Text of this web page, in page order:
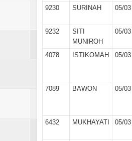
9230
SURINAH 05/03
9232
SITI
MUNIROH
05/03
4078
ISTIKOMAH 05/03
7089
BAWON 05/03
6432
MUKHAYATI 05/03